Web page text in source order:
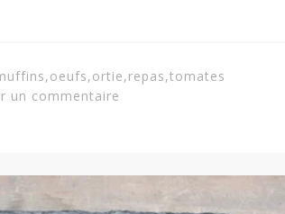
,oeufs,ortie,repas,tomates
un commentaire